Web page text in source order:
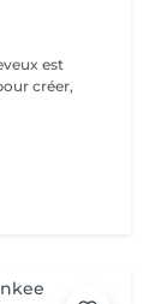
est
créer,